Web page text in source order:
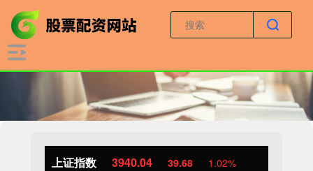
上证指数 3940.04 39.68 1.02%